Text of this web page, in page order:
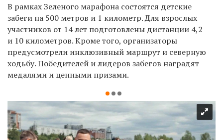
В рамках Зеленого марафона состоятся детские
забеги на 500 метров и 1 километр. Для взрослых
участников от 14 лет подготовлены дистанции 4,2
и 10 километров. Кроме того, организаторы
предусмотрели инклюзивный маршрут и северную
ходьбу. Победителей и лидеров забегов наградят
медалями и ценными призами.